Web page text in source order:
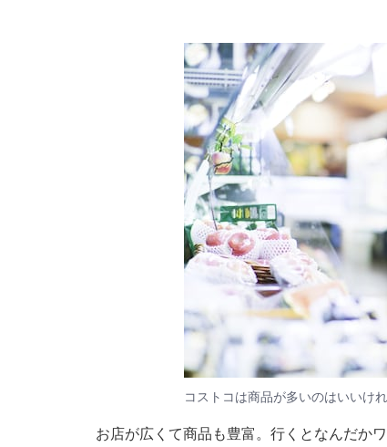
コストコは商品が多いのはいいけ
お店が広くて商品も豊富。行くとなんだか